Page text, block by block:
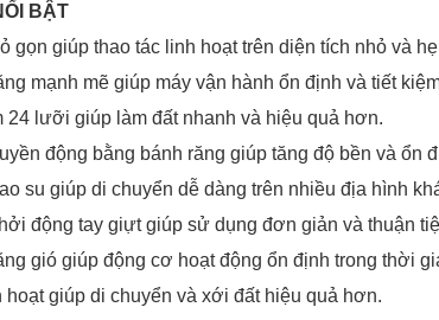
BẬT
gọn giúp thao tác linh hoạt trên diện tích nhỏ và
mạnh mẽ giúp máy vận hành ổn định và tiết
24 lưỡi giúp làm đất nhanh và hiệu quả hơn.
động bằng bánh răng giúp tăng độ bền và ổn
su giúp di chuyển dễ dàng trên nhiều địa hình
động tay giựt giúp sử dụng đơn giản và thuận
gió giúp động cơ hoạt động ổn định trong thời
hoạt giúp di chuyển và xới đất hiệu quả hơn.